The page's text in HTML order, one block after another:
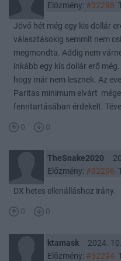
Előzmény: #32298
Jövő hét még egy kis dollár
választásokig semmit nem
megmondta. Addig nem
inkább egy kis dollár erő
hogy már nem lesznek. Az
Paritas minimum elvárt
fenntartásában érdekelt.
0 0
TheSnake2020
Előzmény: #32296
DX hetes ellenálláshoz irány.
0 0
ktamask
2024.
Előzmény: #32294